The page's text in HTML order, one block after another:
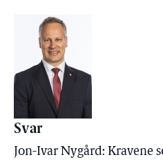
Svar
Jon-Ivar Nygård: Kravene